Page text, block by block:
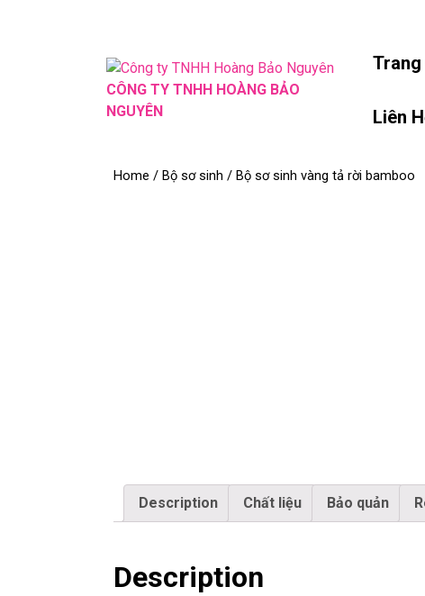
CÔNG TY TNHH HOÀNG BẢO
NGUYÊN
Trang
Liên
Home / Bộ sơ sinh / Bộ sơ sinh vàng tả rời bamboo
Description Chất liệu Bảo quản
Description